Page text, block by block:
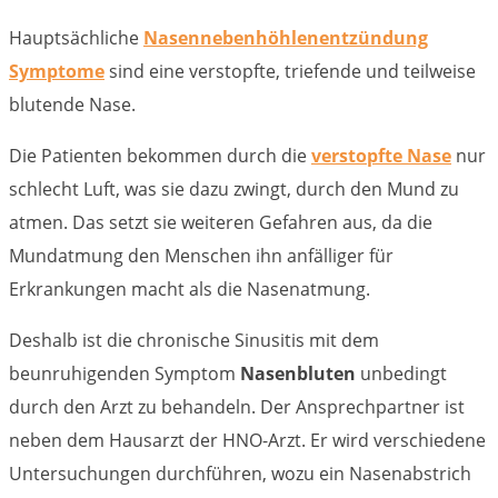
Hauptsächliche Nasennebenhöhlenentzündung
Symptomesind eine verstopfte, triefende und teilweise
blutende Nase.
Die Patienten bekommen durch dieverstopfte Nase nur
schlecht Luft, was sie dazu zwingt, durch den Mund zu
atmen. Das setzt sie weiteren Gefahren aus, da die
Mundatmung den Menschen ihn anfälliger für
Erkrankungen macht als die Nasenatmung.
Deshalb ist die chronische Sinusitis mit dem
beunruhigenden Symptom Nasenbluten unbedingt
durch den Arzt zu behandeln. Der Ansprechpartner ist
neben dem Hausarzt der HNO-Arzt. Er wird verschiedene
Untersuchungen durchführen, wozu ein Nasenabstrich